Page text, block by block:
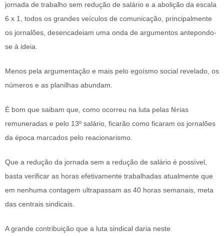
jornada de trabalho sem redução de salário e a abolição da escala
6 x 1, todos os grandes veículos de comunicação, principalmente
os jornalões, desencadeiam uma onda de argumentos antepondo-
se à ideia.
Menos pela argumentação e mais pelo egoísmo social revelado, os
números e as planilhas abundam.
É bom que saibam que, como ocorreu na luta pelas férias
remuneradas e pelo 13º salário, ficarão como ficaram os jornalões
da época marcados pelo reacionarismo.
Que a redução da jornada sem a redução de salário é possível,
basta verificar as horas efetivamente trabalhadas atualmente que
em nenhuma contagem ultrapassam as 40 horas semanais, meta
das centrais sindicais.
A grande contribuição que a luta sindical daria neste